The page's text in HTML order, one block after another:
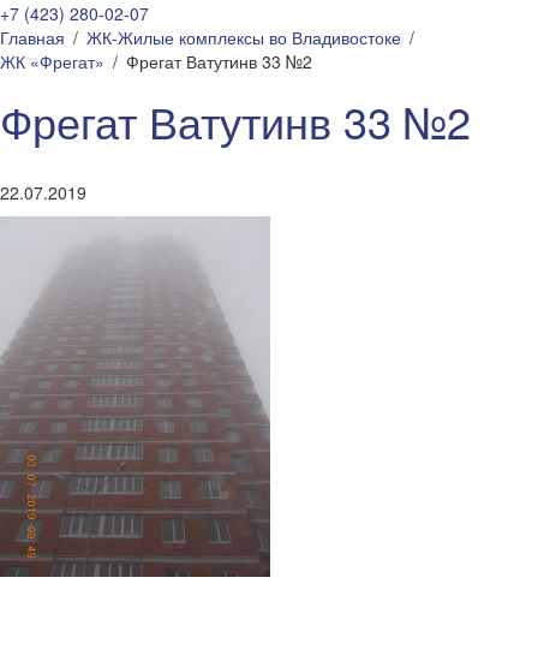
+7 (423) 280-02-07
Главная
ЖК-Жилые комплексы во Владивостоке
ЖК «Фрегат»
Фрегат Ватутинв 33 №2
Фрегат Ватутинв 33 №2
22.07.2019